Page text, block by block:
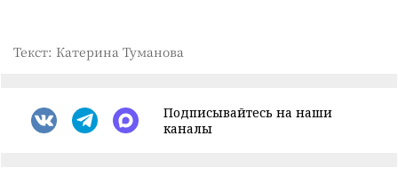
Текст: Катерина Туманова
Подписывайтесь на наши
каналы